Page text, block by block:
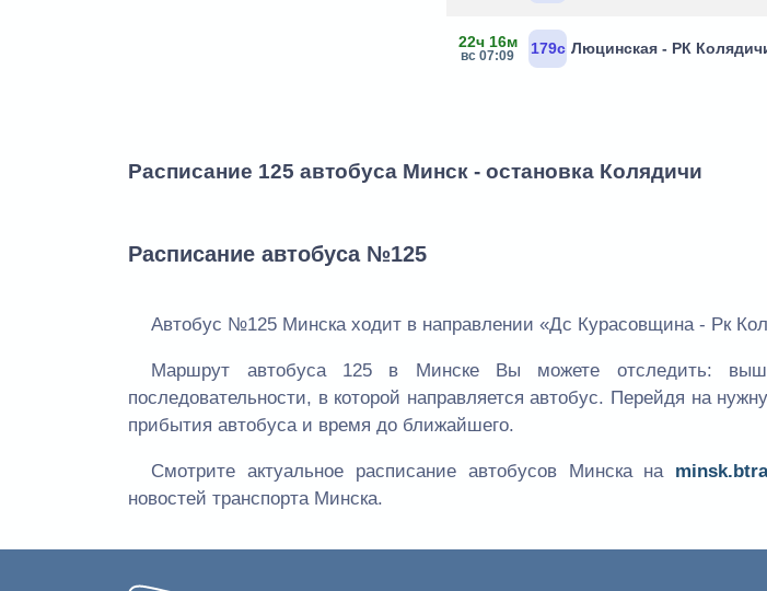
22ч 16м
вс 07:09 179с Люцинская - РК
Расписание 125 автобуса Минск - остановка Колядичи
Расписание автобуса №125
Автобус №125 Минска ходит в направлении «Дс Курасовщина - Рк
Маршрут автобуса 125 в Минске Вы можете отследить:
последовательности, в которой направляется автобус. Перейдя на
прибытия автобуса и время до ближайшего.
Смотрите актуальное расписание автобусов Минска на
новостей транспорта Минска.